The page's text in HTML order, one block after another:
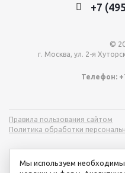
+7
©
г. Москва, ул. 2-я
Телефон:
Правила пользования сайтом
Политика обработки
Мы используем